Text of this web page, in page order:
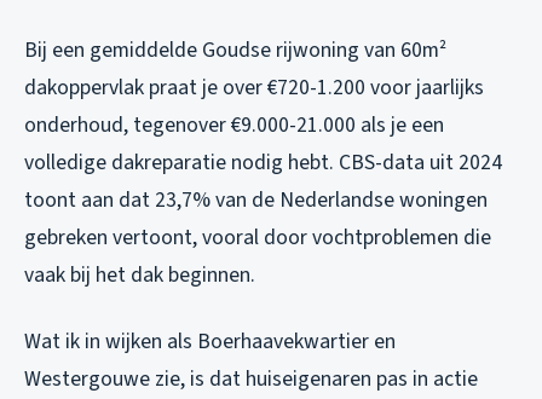
Bij een gemiddelde Goudse rijwoning van 60m²
dakoppervlak praat je over €720-1.200 voor jaarlijks
onderhoud, tegenover €9.000-21.000 als je een
volledige dakreparatie nodig hebt. CBS-data uit 2024
toont aan dat 23,7% van de Nederlandse woningen
gebreken vertoont, vooral door vochtproblemen die
vaak bij het dak beginnen.
Wat ik in wijken als Boerhaavekwartier en
Westergouwe zie, is dat huiseigenaren pas in actie